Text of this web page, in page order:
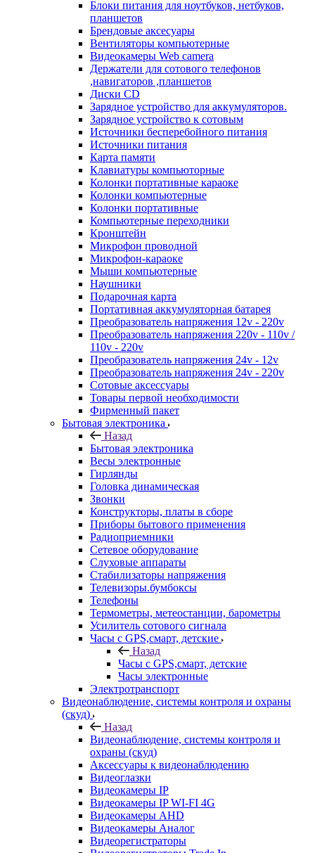
Блоки питания для ноутбуков, нетбуков,
планшетов
Брендовые аксесуары
Вентиляторы компьютерные
Видеокамеры Web camera
Держатели для сотового телефонов
,навигаторов ,планшетов
Диски CD
Зарядное устройство для аккумуляторов.
Зарядное устройство к сотовым
Источники бесперебойного питания
Источники питания
Карта памяти
Клавиатуры компьюторные
Колонки портативные караоке
Колонки компьютерные
Колонки портативные
Компьютерные переходники
Кронштейн
Микрофон проводной
Микрофон-караоке
Мыши компьютерные
Наушники
Подарочная карта
Портативная аккумуляторная батарея
Преобразователь напряжения 12v - 220v
Преобразователь напряжения 220v - 110v /
110v - 220v
Преобразователь напряжения 24v - 12v
Преобразователь напряжения 24v - 220v
Сотовые аксессуары
Товары первой необходимости
Фирменный пакет
Бытовая электроника
Назад
Бытовая электроника
Весы электронные
Гирлянды
Головка динамическая
Звонки
Конструкторы, платы в сборе
Приборы бытового применения
Радиоприемники
Сетевое оборудование
Слуховые аппараты
Стабилизаторы напряжения
Телевизоры.бумбоксы
Телефоны
Термометры, метеостанции, барометры
Усилитель сотового сигнала
Часы с GPS,смарт, детские
Назад
Часы с GPS,смарт, детские
Часы электронные
Электротранспорт
Видеонаблюдение, системы контроля и охраны
(скуд)
Назад
Видеонаблюдение, системы контроля и
охраны (скуд)
Аксессуары к видеонаблюдению
Видеоглазки
Видеокамеры IP
Видеокамеры IP WI-FI 4G
Видеокамеры AHD
Видеокамеры Аналог
Видеорегистраторы